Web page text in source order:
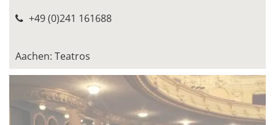
+49 (0)241 161688
Aachen: Teatros